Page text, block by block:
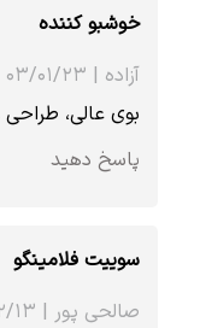
خوشبو کننده
آزاده | ۰۳/۰۱/۲۳
بوی عالی،
پاسخ دهید
سوییت فلامینگو
صالحی پور | ۰۳/